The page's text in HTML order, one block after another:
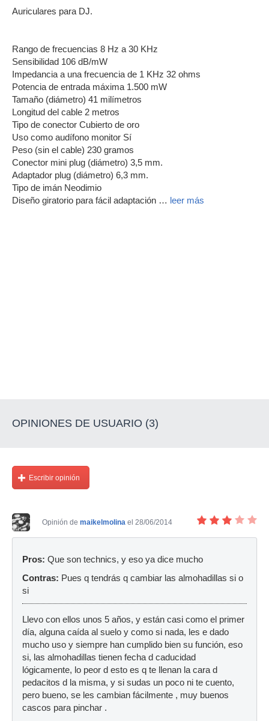
Auriculares para DJ.
Rango de frecuencias 8 Hz a 30 KHz
Sensibilidad 106 dB/mW
Impedancia a una frecuencia de 1 KHz 32 ohms
Potencia de entrada máxima 1.500 mW
Tamaño (diámetro) 41 milímetros
Longitud del cable 2 metros
Tipo de conector Cubierto de oro
Uso como audífono monitor Sí
Peso (sin el cable) 230 gramos
Conector mini plug (diámetro) 3,5 mm.
Adaptador plug (diámetro) 6,3 mm.
Tipo de imán Neodimio
Diseño giratorio para fácil adaptación … leer más
OPINIONES DE USUARIO (3)
Escribir opinión
Opinión de maikelmolina el 28/06/2014
Pros: Que son technics, y eso ya dice mucho
Contras: Pues q tendrás q cambiar las almohadillas si o
si
Llevo con ellos unos 5 años, y están casi como el primer
día, alguna caída al suelo y como si nada, les e dado
mucho uso y siempre han cumplido bien su función, eso
si, las almohadillas tienen fecha d caducidad
lógicamente, lo peor d esto es q te llenan la cara d
pedacitos d la misma, y si sudas un poco ni te cuento,
pero bueno, se les cambian fácilmente , muy buenos
cascos para pinchar .